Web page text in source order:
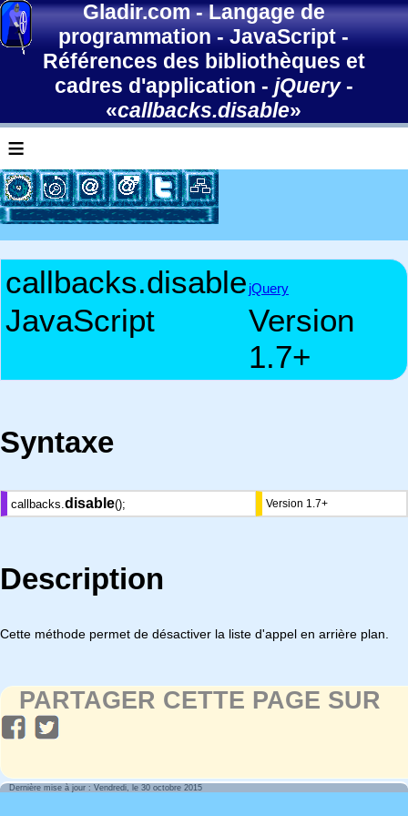
Gladir.com-Langage de
programmation-JavaScript-
Références des bibliothèques et
cadres d'application - jQuery-
«callbacks.disable»
≡
callbacks.disable jQuery
JavaScript
Version
1.7+
Syntaxe
callbacks.disable(); Version 1.7+
Description
Cette méthode permet de désactiver la liste d'appel en arrière plan.
PARTAGER CETTE PAGE SUR
Dernière mise à jour : Vendredi, le 30 octobre 2015